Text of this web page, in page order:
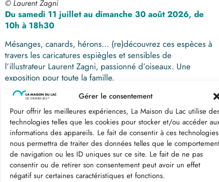
Gérer le consentement
Pour offrir les meilleures expériences, La Maison du Lac utilise
technologies telles que les cookies pour stocker et/ou accéder
informations des appareils. Le fait de consentir à ces technologies
nous permettra de traiter des données telles que le
de navigation ou les ID uniques sur ce site. Le fait de ne pas
consentir ou de retirer son consentement peut avoir un effet
négatif sur certaines caractéristiques et fonctions.
© Laurent Zagni
Du samedi 11 juillet au dimanche 30 août 2026, de
10h à 18h30
Mésanges, canards, hérons… (re)découvrez ces espèces à
travers les caricatures espiègles et sensibles de
l’illustrateur Laurent Zagni, passionné d’oiseaux. Une
exposition pour toute la famille.
Exposition tout public.
Je réserve ma visite
Visites classiques | les
incontournables de Grand-Lieu